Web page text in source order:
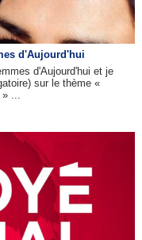
d'Aujourd'hui
d'Aujourd'hui et je
sur le thème «
» ...